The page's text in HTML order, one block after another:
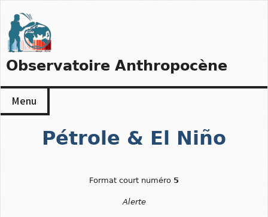
to
content
Observatoire Anthropocène
Menu
Pétrole & El Niño
Format court numéro 5
Alerte